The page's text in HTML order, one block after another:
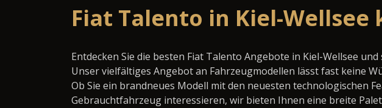
Fiat Talento in Kiel-
Entdecken Sie die besten Fiat Talento Angebote in Kiel-Wellsee
Unser vielfältiges Angebot an Fahrzeugmodellen lässt fast keine
Ob Sie ein brandneues Modell mit den neuesten technologischen
Gebrauchtfahrzeug interessieren, wir bieten Ihnen eine breite